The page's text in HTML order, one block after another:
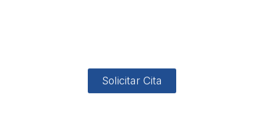
Solicitar Cita